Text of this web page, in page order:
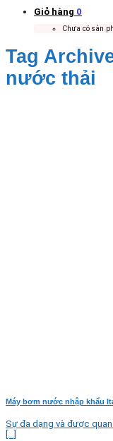
Giỏ hàng 0
Chưa có sản
Tag
nước thải
Máy bơm nước nhập khẩu
Sự đa dạng và được
[...]